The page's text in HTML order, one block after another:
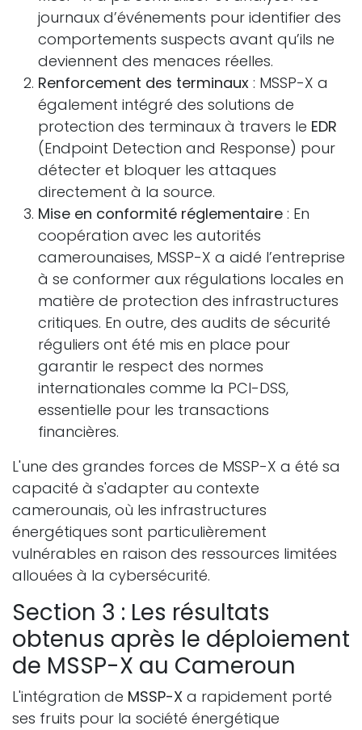
journaux d’événements pour identifier des
comportements suspects avant qu’ils ne
deviennent des menaces réelles.
Renforcement des terminaux : MSSP-X a
également intégré des solutions de
protection des terminaux à travers le EDR
(Endpoint Detection and Response) pour
détecter et bloquer les attaques
directement à la source.
Mise en conformité réglementaire : En
coopération avec les autorités
camerounaises, MSSP-X a aidé l’entreprise
à se conformer aux régulations locales en
matière de protection des infrastructures
critiques. En outre, des audits de sécurité
réguliers ont été mis en place pour
garantir le respect des normes
internationales comme la PCI-DSS,
essentielle pour les transactions
financières.
L'une des grandes forces de MSSP-X a été sa
capacité à s'adapter au contexte
camerounais, où les infrastructures
énergétiques sont particulièrement
vulnérables en raison des ressources limitées
allouées à la cybersécurité.
Section 3 : Les résultats
obtenus après le déploiement
de MSSP-X au Cameroun
L'intégration de MSSP-X a rapidement porté
ses fruits pour la société énergétique